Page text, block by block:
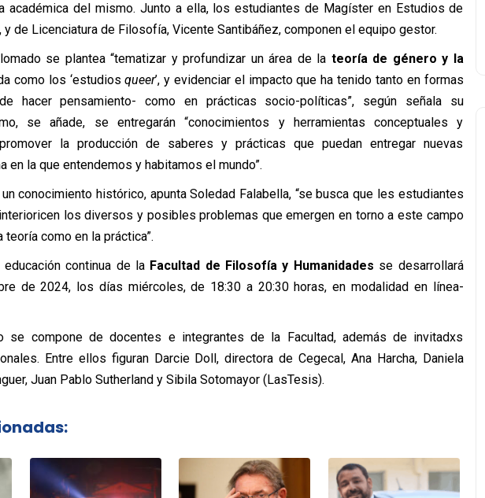
académica del mismo. Junto a ella, los estudiantes de Magíster en Estudios de
y de Licenciatura de Filosofía, Vicente Santibáñez, componen el equipo gestor.
se plantea “tematizar y profundizar un área de la teoría de género y la
como los ‘estudiosqueer’, y evidenciar el impacto que ha tenido tanto en formas
hacer pensamiento- como en prácticas socio-políticas”, según señala su
se añade, se entregarán “conocimientos y herramientas conceptuales y
la producción de saberes y prácticas que puedan entregar nuevas
en la que entendemos y habitamos el mundo”.
conocimiento histórico, apunta Soledad Falabella, “se busca que les estudiantes
los diversos y posibles problemas que emergen en torno a este campo
como en la práctica”.
continua de la Facultad de Filosofía y Humanidades se desarrollará
de 2024, los días miércoles, de 18:30 a 20:30 horas, en modalidad en línea-
se compone de docentes e integrantes de la Facultad, además de invitadxs
Entre ellos figuran Darcie Doll, directora de Cegecal, Ana Harcha, Daniela
Juan Pablo Sutherland y Sibila Sotomayor (LasTesis).